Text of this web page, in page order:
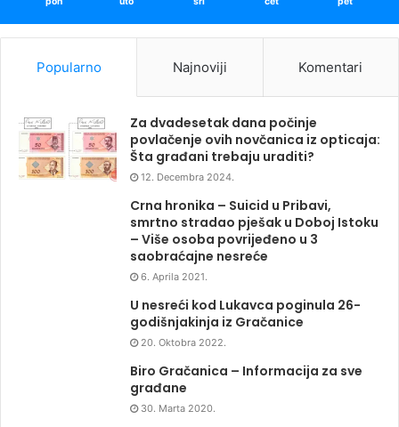
Popularno Najnoviji Komentari
Za dvadesetak dana počinje
povlačenje ovih novčanica iz opticaja:
Šta građani trebaju uraditi?
12. Decembra 2024.
Crna hronika – Suicid u Pribavi,
smrtno stradao pješak u Doboj Istoku
– Više osoba povrijeđeno u 3
saobraćajne nesreće
6. Aprila 2021.
U nesreći kod Lukavca poginula 26-
godišnjakinja iz Gračanice
20. Oktobra 2022.
Biro Gračanica – Informacija za sve
građane
30. Marta 2020.